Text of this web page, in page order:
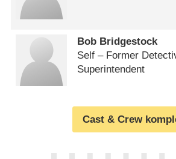
Bob Bridgestock
Self – Former
Superintendent
Cast & Crew